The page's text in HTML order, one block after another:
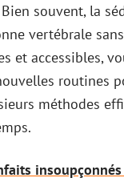
souvent, la
vertébrale
et accessibles,
routines
méthodes